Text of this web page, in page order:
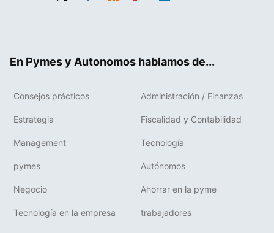
En Pymes y Autonomos hablamos de...
Consejos prácticos Administración / Finanzas
Estrategia Fiscalidad y Contabilidad
Management Tecnología
pymes Autónomos
Negocio Ahorrar en la pyme
Tecnología en la empresa trabajadores